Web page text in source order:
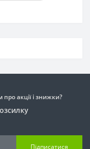
акції і знижки?
Підписатися